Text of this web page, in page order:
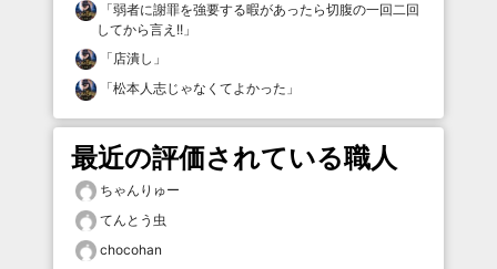
「弱者に謝罪を強要する暇があったら切腹の一回二回
してから言え!! 」
「店潰し 」
「松本人志じゃなくてよかった 」
最近の評価されている職人
ちゃんりゅー
てんとう虫
chocohan